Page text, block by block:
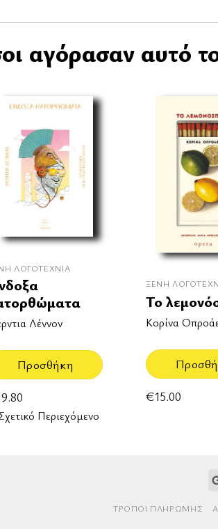
αγόρασαν αυτό
ΛΟΓΟΤΕΧΝΊΑ
Λέννον
Προσθήκη
Περιεχόμενο
ΞΈΝΗ
Το
Κορίνα
€15.00
ΤΡΌΠΟΙ ΠΛΗΡΩΜΉΣ